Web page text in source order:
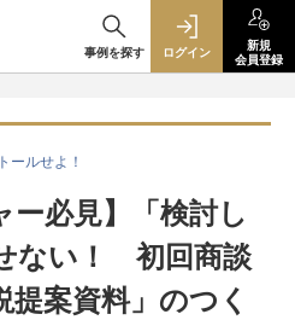
事例を探す ログイン
新規
会員登録
ールせよ！
ー必見】「検討し
ない！ 初回商談
案資料」のつく